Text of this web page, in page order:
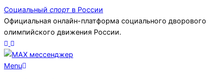
Skip
to
content
Социальный спорт в России
Официальная онлайн-платформа социального дворового
олимпийского движения России.
Primary
Menu